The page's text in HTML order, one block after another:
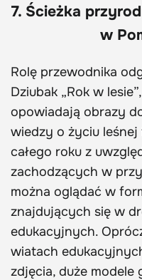
7. Ścieżka
w
Rolę przewodnika
Dziubak „Rok w
opowiadają obrazy
wiedzy o życiu
całego roku z
zachodzących w
można oglądać w
znajdujących się w
edukacyjnych.
wiatach
zdjęcia, duże modele